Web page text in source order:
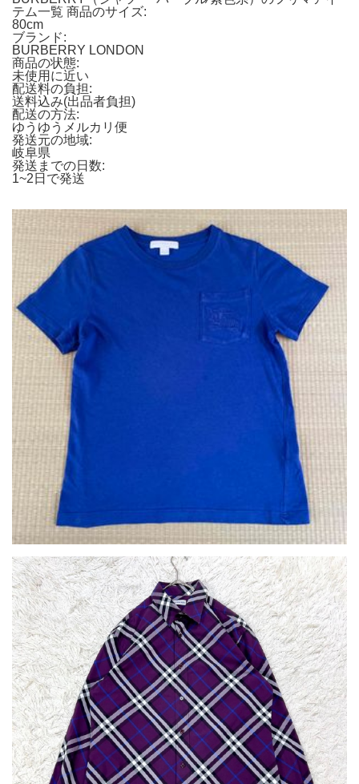
テム一覧 商品のサイズ:
80cm
ブランド:
BURBERRY LONDON
商品の状態:
未使用に近い
配送料の負担:
送料込み(出品者負担)
配送の方法:
ゆうゆうメルカリ便
発送元の地域:
岐阜県
発送までの日数:
1~2日で発送